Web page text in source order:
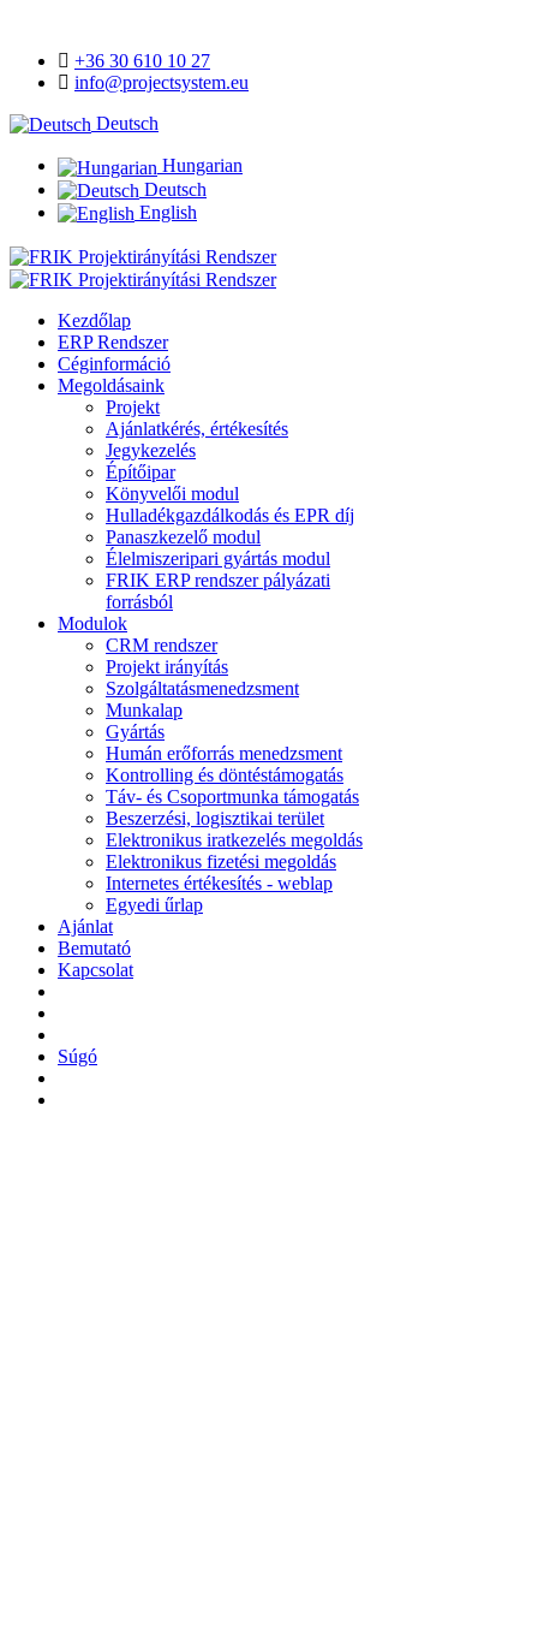
+36 30 610 10 27
info@projectsystem.eu
Deutsch
Hungarian
Deutsch
English
Kezdőlap
ERP Rendszer
Céginformáció
Megoldásaink
Projekt
Ajánlatkérés, értékesítés
Jegykezelés
Építőipar
Könyvelői modul
Hulladékgazdálkodás és EPR díj
Panaszkezelő modul
Élelmiszeripari gyártás modul
FRIK ERP rendszer pályázati
forrásból
Modulok
CRM rendszer
Projekt irányítás
Szolgáltatásmenedzsment
Munkalap
Gyártás
Humán erőforrás menedzsment
Kontrolling és döntéstámogatás
Táv- és Csoportmunka támogatás
Beszerzési, logisztikai terület
Elektronikus iratkezelés megoldás
Elektronikus fizetési megoldás
Internetes értékesítés - weblap
Egyedi űrlap
Ajánlat
Bemutató
Kapcsolat
Súgó